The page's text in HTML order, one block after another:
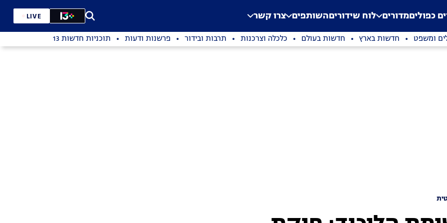
Application error: a
. כפוליםמדורים לוח שידוריםהשותפים צרו קשר LIVE
ומשפט חדשות בארץ חדשות בעולם כלכלה וצרכנות תרבות ובידור פרשנות ודעות תוכניות חדשות 13